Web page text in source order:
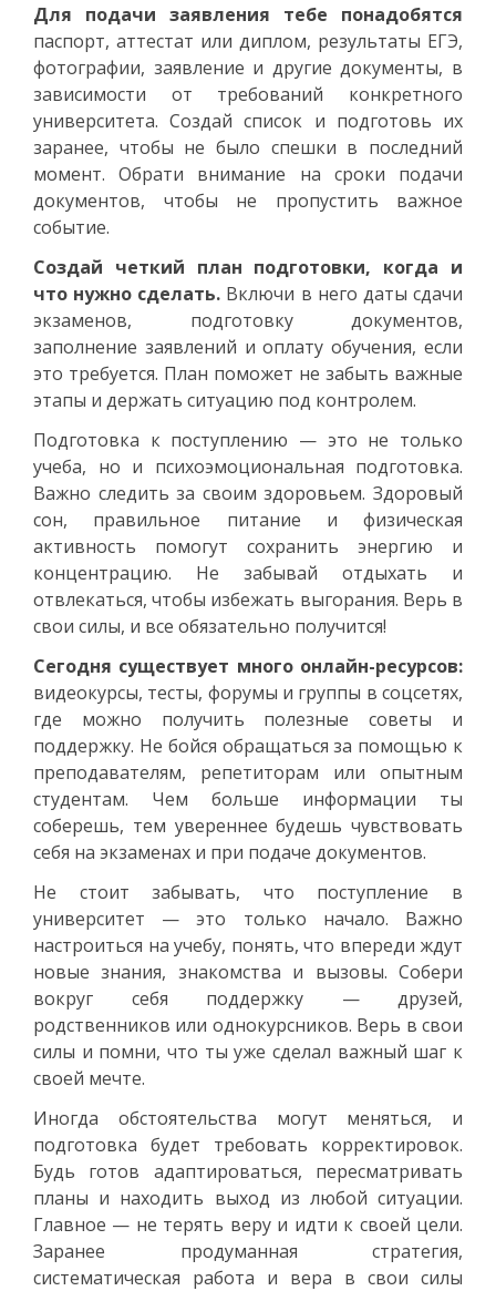
Для подачи заявления тебе понадобятся
паспорт, аттестат или диплом, результаты ЕГЭ,
фотографии, заявление и другие документы, в
зависимости от требований конкретного
университета. Создай список и подготовь их
заранее, чтобы не было спешки в последний
момент. Обрати внимание на сроки подачи
документов, чтобы не пропустить важное
событие.
Создай четкий план подготовки, когда и
что нужно сделать. Включи в него даты сдачи
экзаменов, подготовку документов,
заполнение заявлений и оплату обучения, если
это требуется. План поможет не забыть важные
этапы и держать ситуацию под контролем.
Подготовка к поступлению — это не только
учеба, но и психоэмоциональная подготовка.
Важно следить за своим здоровьем. Здоровый
сон, правильное питание и физическая
активность помогут сохранить энергию и
концентрацию. Не забывай отдыхать и
отвлекаться, чтобы избежать выгорания. Верь в
свои силы, и все обязательно получится!
Сегодня существует много онлайн-ресурсов:
видеокурсы, тесты, форумы и группы в соцсетях,
где можно получить полезные советы и
поддержку. Не бойся обращаться за помощью к
преподавателям, репетиторам или опытным
студентам. Чем больше информации ты
соберешь, тем увереннее будешь чувствовать
себя на экзаменах и при подаче документов.
Не стоит забывать, что поступление в
университет — это только начало. Важно
настроиться на учебу, понять, что впереди ждут
новые знания, знакомства и вызовы. Собери
вокруг себя поддержку — друзей,
родственников или однокурсников. Верь в свои
силы и помни, что ты уже сделал важный шаг к
своей мечте.
Иногда обстоятельства могут меняться, и
подготовка будет требовать корректировок.
Будь готов адаптироваться, пересматривать
планы и находить выход из любой ситуации.
Главное — не терять веру и идти к своей цели.
Заранее продуманная стратегия,
систематическая работа и вера в свои силы